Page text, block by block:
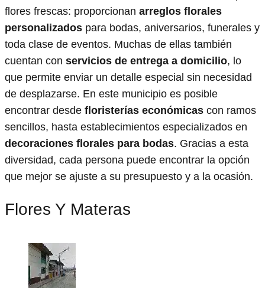
flores frescas: proporcionan arreglos florales
personalizados para bodas, aniversarios, funerales y
toda clase de eventos. Muchas de ellas también
cuentan con servicios de entrega a domicilio, lo
que permite enviar un detalle especial sin necesidad
de desplazarse. En este municipio es posible
encontrar desde floristerías económicas con ramos
sencillos, hasta establecimientos especializados en
decoraciones florales para bodas. Gracias a esta
diversidad, cada persona puede encontrar la opción
que mejor se ajuste a su presupuesto y a la ocasión.
Flores Y Materas